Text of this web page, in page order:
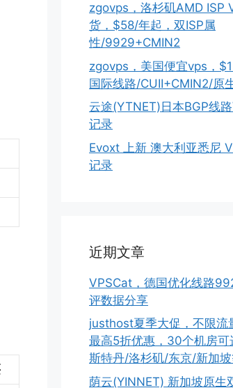
zgovps，洛杉矶AMD ISP
货，$58/年起，双ISP属
性/9929+CMIN2
zgovps，美国便宜vps，
国际线路/CUII+CMIN2/原
云途(YTNET)日本BGP线
记录
Evoxt 上新 澳大利亚悉尼
记录
近期文章
VPSCat，德国优化线路
评数据分享
justhost夏季大促，不限流
最高5折优惠，30个机房可
斯特丹/洛杉矶/东京/新加
荫云(YINNET) 新加坡原生